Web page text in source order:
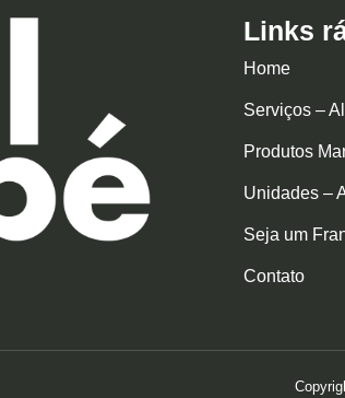
Links
Home
Serviços –
Produtos
Unidades –
Seja um
Contato